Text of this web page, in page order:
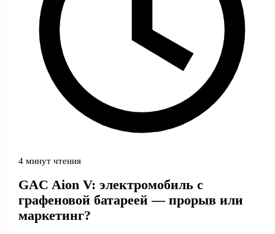
4 минут чтения
GAC Aion V: электромобиль с
графеновой батареей — прорыв или
маркетинг?